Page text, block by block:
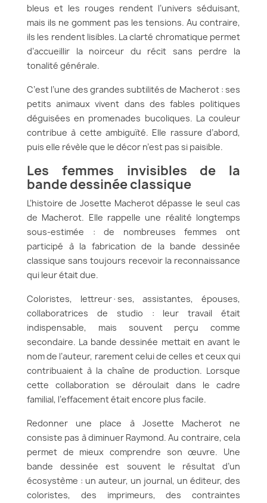
bleus et les rouges rendent l’univers séduisant,
mais ils ne gomment pas les tensions. Au contraire,
ils les rendent lisibles. La clarté chromatique permet
d’accueillir la noirceur du récit sans perdre la
tonalité générale.
C’est l’une des grandes subtilités de Macherot : ses
petits animaux vivent dans des fables politiques
déguisées en promenades bucoliques. La couleur
contribue à cette ambiguïté. Elle rassure d’abord,
puis elle révèle que le décor n’est pas si paisible.
Les femmes invisibles de la
bande dessinée classique
L’histoire de Josette Macherot dépasse le seul cas
de Macherot. Elle rappelle une réalité longtemps
sous-estimée : de nombreuses femmes ont
participé à la fabrication de la bande dessinée
classique sans toujours recevoir la reconnaissance
qui leur était due.
Coloristes, lettreur·ses, assistantes, épouses,
collaboratrices de studio : leur travail était
indispensable, mais souvent perçu comme
secondaire. La bande dessinée mettait en avant le
nom de l’auteur, rarement celui de celles et ceux qui
contribuaient à la chaîne de production. Lorsque
cette collaboration se déroulait dans le cadre
familial, l’effacement était encore plus facile.
Redonner une place à Josette Macherot ne
consiste pas à diminuer Raymond. Au contraire, cela
permet de mieux comprendre son œuvre. Une
bande dessinée est souvent le résultat d’un
écosystème : un auteur, un journal, un éditeur, des
coloristes, des imprimeurs, des contraintes